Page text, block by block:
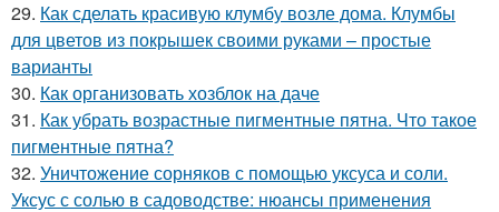
29. Как сделать красивую клумбу возле дома. Клумбы
для цветов из покрышек своими руками – простые
варианты
30. Как организовать хозблок на даче
31. Как убрать возрастные пигментные пятна. Что такое
пигментные пятна?
32. Уничтожение сорняков с помощью уксуса и соли.
Уксус с солью в садоводстве: нюансы применения